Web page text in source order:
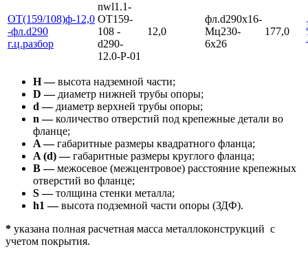
ОТ(159/108)ф-12,0
-фл.d290
г.ц.разбор
nwl1.1-
ОТ159-
108 -
d290-
12.0-Р-01
12,0
фл.d290х16-
Мц230-
6х26
177,0
Н —высота надземной части;
D —диаметр нижней трубы опоры;
d —диаметр верхней трубы опоры;
n —количество отверстий под крепежные детали во
фланце;
A —габаритные размеры квадратного фланца;
A (d) —габаритные размеры круглого фланца;
В —межосевое (межцентровое) расстояние крепежных
отверстий во фланце;
S —толщина стенки металла;
h1 —высота подземной части опоры (ЗДФ).
* указана полная расчетная масса металлоконструкций с
учетом покрытия.